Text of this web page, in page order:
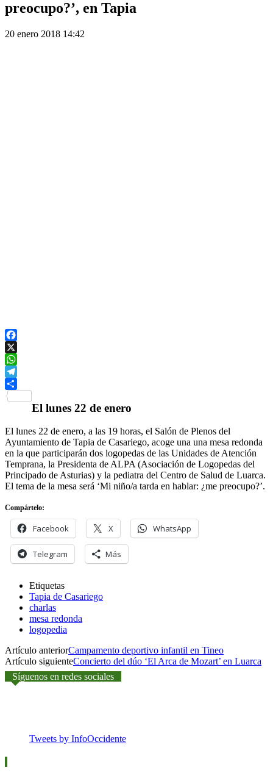
preocupo?’, en Tapia
20 enero 2018 14:42
Facebook
X
WhatsApp
Telegram
El lunes 22 de enero
El lunes 22 de enero, a las 19 horas, el Salón de Plenos del
Ayuntamiento de Tapia de Casariego, acoge una una mesa redonda
en la que participarán dos logopedas de las Unidades de Atención
Temprana, la Presidenta de ALPA (Asociación de Logopedas del
Principado de Asturias) y la pediatra del Centro de Salud de Luarca.
El tema de la mesa será ‘Mi niño/a tarda en hablar: ¿me preocupo?’.
Compártelo:
Facebook X WhatsApp
Telegram Más
Etiquetas
Tapia de Casariego
charlas
mesa redonda
logopedia
Artículo anteriorCampamento deportivo infantil en Tineo
Artículo siguienteConcierto del dúo ‘El Arca de Mozart’ en Luarca
Síguenos en redes sociales
Tweets by InfoOccidente